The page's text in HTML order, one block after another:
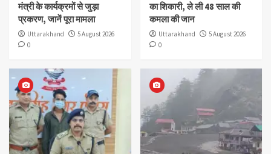
मंत्री के कार्यक्रमों से जुड़ा
प्रकरण, जानें पूरा मामला
Uttarakhand
5 August 2026
0
का शिकारी, ले ली 48 साल की
कमला की जान
Uttarakhand
5 August 2026
0